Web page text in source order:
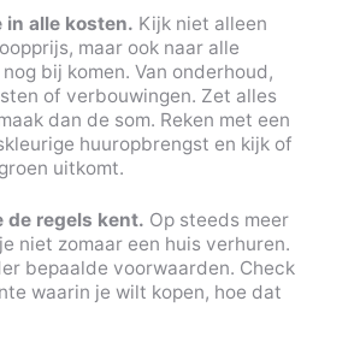
in alle kosten. Kijk niet alleen
maar ook naar alle
bij komen. Van onderhoud,
of verbouwingen. Zet alles
dan de som. Reken met een
huuropbrengst en kijk of
uitkomt.
de regels kent. Op steeds meer
niet zomaar een huis verhuren.
bepaalde voorwaarden. Check
waarin je wilt kopen, hoe dat